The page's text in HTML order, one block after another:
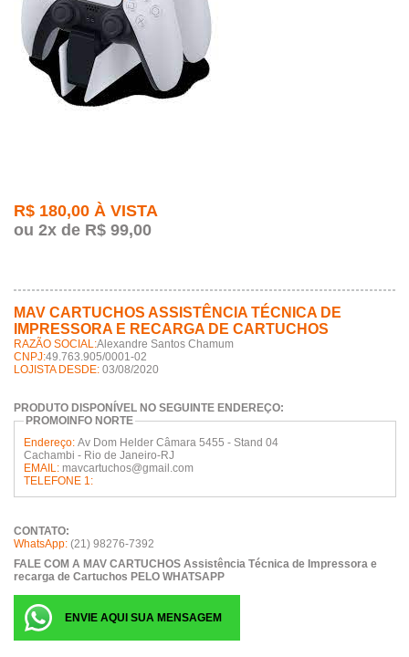
R$ 180,00 À VISTA
ou 2x de R$ 99,00
MAV CARTUCHOS ASSISTÊNCIA TÉCNICA DE
IMPRESSORA E RECARGA DE CARTUCHOS
RAZÃO SOCIAL:Alexandre Santos Chamum
CNPJ:49.763.905/0001-02
LOJISTA DESDE: 03/08/2020
PRODUTO DISPONÍVEL NO SEGUINTE ENDEREÇO:
PROMOINFO NORTE
Endereço: Av Dom Helder Câmara 5455 - Stand 04
Cachambi - Rio de Janeiro-RJ
EMAIL: mavcartuchos@gmail.com
TELEFONE 1:
CONTATO:
WhatsApp: (21) 98276-7392
FALE COM A MAV CARTUCHOS Assistência Técnica de Impressora e
recarga de Cartuchos PELO WHATSAPP
ENVIE AQUI SUA MENSAGEM